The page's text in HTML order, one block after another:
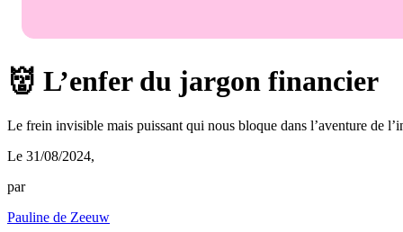
👹 L’enfer du jargon financier
Le frein invisible mais puissant qui nous bloque dans l’aventure de
Le 31/08/2024,
par
Pauline de Zeeuw